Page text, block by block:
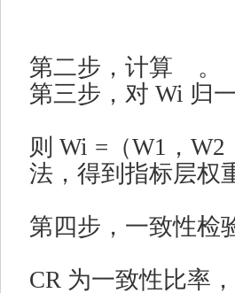
第二步，计算
。
第三步，对 Wi 归
则 Wi = （W1 ，W2
法，得到指标层权
第四步，一致性检
CR 为一致性比率，